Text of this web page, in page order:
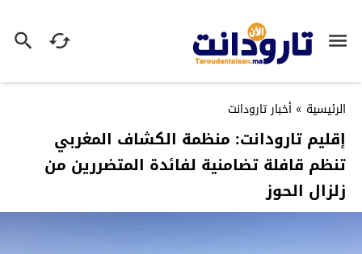
الرئيسية » أخبار تارودانت
إقليم تارودانت: منظمة الكشاف المغربي
تنظم قافلة تضامنية لفائدة المتضررين من
زلزال الحوز